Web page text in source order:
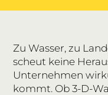
Zu Wasser, zu
scheut keine
Unternehmen
kommt. Ob 3-D-